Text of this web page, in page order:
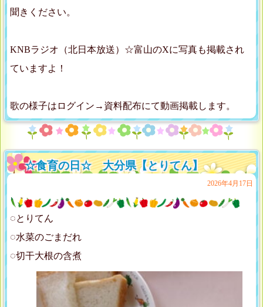
聞きください。
KNBラジオ（北日本放送）☆富山のXに写真も掲載され
ていますよ！
歌の様子はログイン→資料配布にて動画掲載します。
☆食育の日☆ 大分県【とりてん】
2026年4月17日
◌とりてん
◌水菜のごまだれ
◌切干大根の含煮